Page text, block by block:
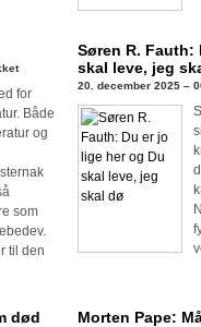
til
Andrej
Sinjavskij:
for
Både
og
som
til den
Søren R. Fauth:
skal leve, jeg
20. december 2025 –
død Morten Pape: